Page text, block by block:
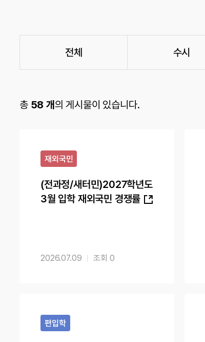
전체 수시
총 58 개의 게시물이 있습니다.
재외국민
(전과정/새터민)2027학년도
3월 입학 재외국민 경쟁률
2026.07.09 0
편입학